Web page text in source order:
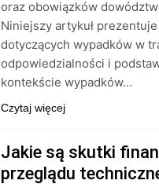
oraz obowiązków
Niniejszy artykuł
dotyczących wypadków w
odpowiedzialności i
kontekście wypadków…
Czytaj więcej
Jakie są skutki
przeglądu